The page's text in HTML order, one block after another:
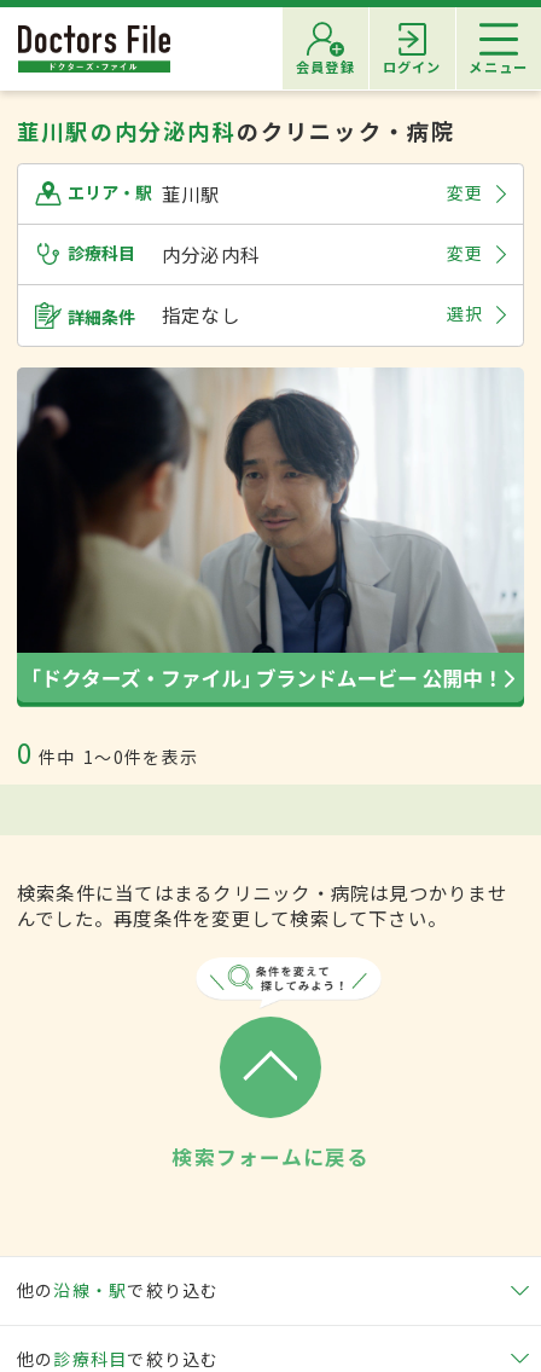
会員登録 ログイン メニュー
韮川駅の内分泌内科のクリニック・病院
エリア・駅 韮川駅 変更
診療科目 内分泌内科 変更
詳細条件 指定なし 選択
0 件中 1〜0件を表示
検索条件に当てはまるクリニック・病院は見つかりませ
んでした。再度条件を変更して検索して下さい。
検索フォームに戻る
他の沿線・駅で絞り込む
他の 診療科目で絞り込む